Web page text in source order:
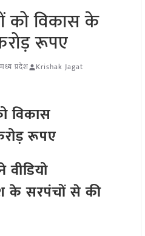
को विकास के
रूपए
मध्य प्रदेश Krishak Jagat
विकास
रूपए
वीडियो
के सरपंचों से की